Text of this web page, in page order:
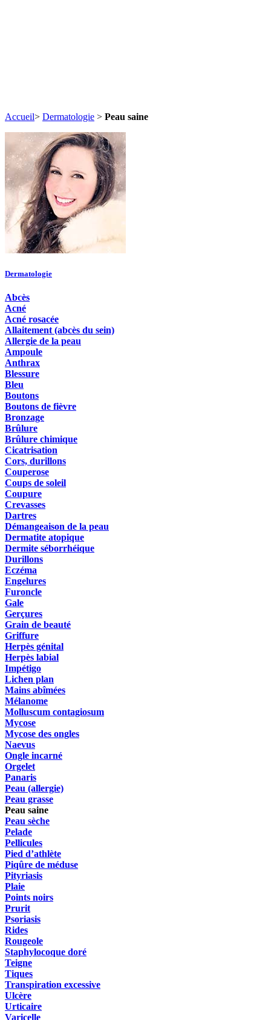
Accueil> Dermatologie > Peau saine
Dermatologie
Abcès
Acné
Acné rosacée
Allaitement (abcès du sein)
Allergie de la peau
Ampoule
Anthrax
Blessure
Bleu
Boutons
Boutons de fièvre
Bronzage
Brûlure
Brûlure chimique
Cicatrisation
Cors, durillons
Couperose
Coups de soleil
Coupure
Crevasses
Dartres
Démangeaison de la peau
Dermatite atopique
Dermite séborrhéique
Durillons
Eczéma
Engelures
Furoncle
Gale
Gerçures
Grain de beauté
Griffure
Herpès génital
Herpès labial
Impétigo
Lichen plan
Mains abîmées
Mélanome
Molluscum contagiosum
Mycose
Mycose des ongles
Naevus
Ongle incarné
Orgelet
Panaris
Peau (allergie)
Peau grasse
Peau saine
Peau sèche
Pelade
Pellicules
Pied d’athlète
Piqûre de méduse
Pityriasis
Plaie
Points noirs
Prurit
Psoriasis
Rides
Rougeole
Staphylocoque doré
Teigne
Tiques
Transpiration excessive
Ulcère
Urticaire
Varicelle